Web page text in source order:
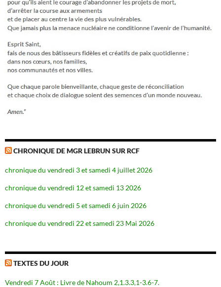
CHRONIQUE DE MGR LEBRUN SUR RCF
chronique du vendredi 3 et samedi 4 juillet 2026
chronique du vendredi 12 et samedi 13 2026
chronique du vendredi 5 et samedi 6 juin 2026
chronique du vendredi 22 et samedi 23 Mai 2026
TEXTES DU JOUR
Vendredi 7 Août : Livre de Nahoum 2,1.3.3,1-3.6-7.